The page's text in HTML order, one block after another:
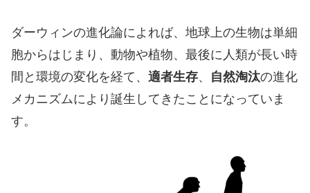
ダーウィンの進化論によれば、地球上の生物は単細
胞からはじまり、動物や植物、最後に人類が長い時
間と環境の変化を経て、 適者生存、 自然淘汰の進化
メカニズムにより誕生してきたことになっていま
す。